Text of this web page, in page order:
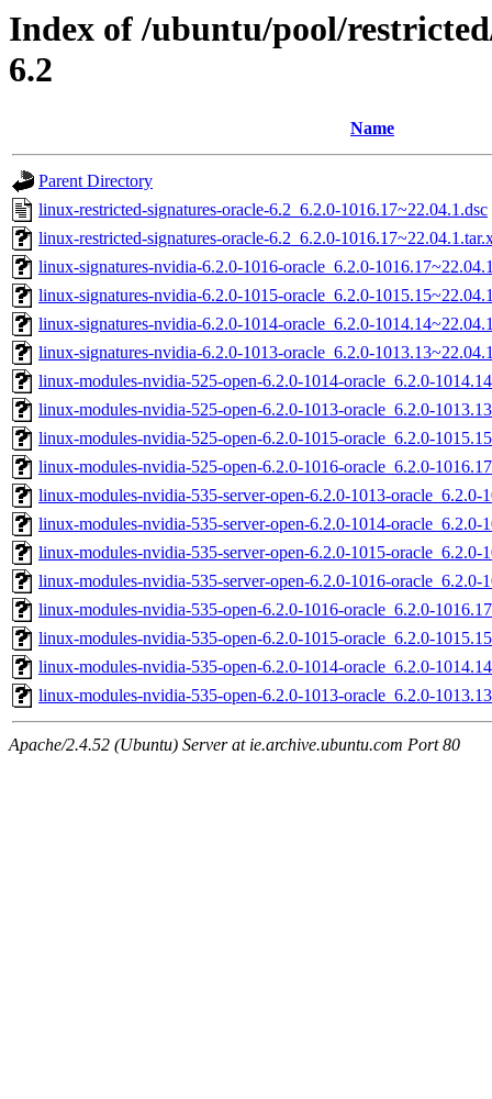
Index of /ubuntu/pool/
6.2
Name
Parent Directory
linux-restricted-signatures-oracle-6.2_6.2.0-1016.17~22.04.1.dsc
linux-restricted-signatures-oracle-6.2_6.2.0-
linux-signatures-nvidia-6.2.0-1016-oracle_6.2.0-
linux-signatures-nvidia-6.2.0-1015-oracle_6.2.0-
linux-signatures-nvidia-6.2.0-1014-oracle_6.2.0-
linux-signatures-nvidia-6.2.0-1013-oracle_6.2.0-
linux-modules-nvidia-525-open-6.2.0-1014-oracle_6.2.0-
linux-modules-nvidia-525-open-6.2.0-1013-oracle_6.2.0-
linux-modules-nvidia-525-open-6.2.0-1015-oracle_6.2.0-
linux-modules-nvidia-525-open-6.2.0-1016-oracle_6.2.0-
linux-modules-nvidia-535-server-open-6.2.0-1013-oracle_6.2.0-
linux-modules-nvidia-535-server-open-6.2.0-1014-oracle_6.2.0-
linux-modules-nvidia-535-server-open-6.2.0-1015-oracle_6.2.0-
linux-modules-nvidia-535-server-open-6.2.0-1016-oracle_6.2.0-
linux-modules-nvidia-535-open-6.2.0-1016-oracle_6.2.0-
linux-modules-nvidia-535-open-6.2.0-1015-oracle_6.2.0-
linux-modules-nvidia-535-open-6.2.0-1014-oracle_6.2.0-
linux-modules-nvidia-535-open-6.2.0-1013-oracle_6.2.0-
Apache/2.4.52 (Ubuntu) Server at ie.archive.ubuntu.com Port 80